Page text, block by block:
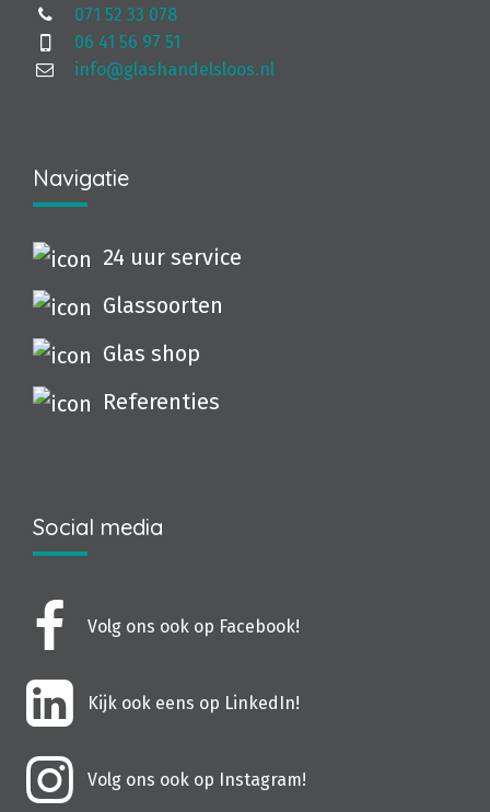
071 52 33 078
06 41 56 97 51
info@glashandelsloos.nl
Navigatie
24 uur service
Glassoorten
Glas shop
Referenties
Social media
Volg ons ook op Facebook!
Kijk ook eens op LinkedIn!
Volg ons ook op Instagram!